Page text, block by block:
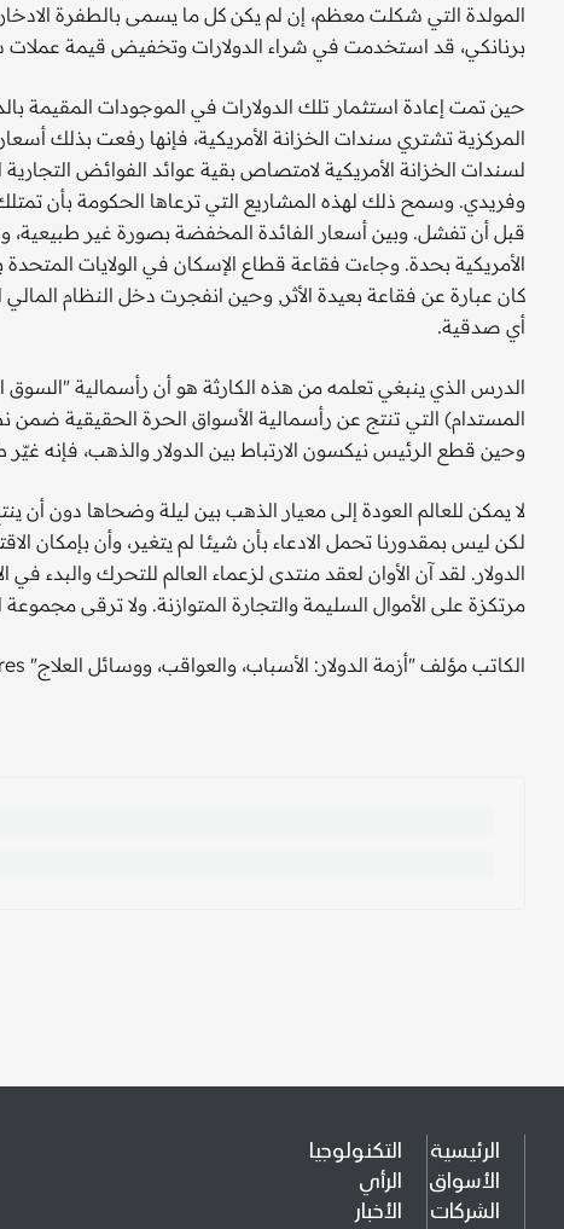
المولدة التي شكلت معظم، إن لم يكن كل ما يسمى بالطفرة
برنانكي، قد استخدمت في شراء الدولارات وتخفيض قيمة عملات
حين تمت إعادة استثمار تلك الدولارات في الموجودات المقيمة
المركزية تشتري سندات الخزانة الأمريكية، فإنها رفعت بذلك
لسندات الخزانة الأمريكية لامتصاص بقية عوائد الفوائض
وفريدي. وسمح ذلك لهذه المشاريع التي ترعاها الحكومة بأن
قبل أن تفشل. وبين أسعار الفائدة المخفضة بصورة غير طبيعية،
الأمريكية بحدة. وجاءت فقاعة قطاع الإسكان في الولايات
كان عبارة عن فقاعة بعيدة الأثر, وحين انفجرت دخل النظام المالي
أي صدقية.
الدرس الذي ينبغي تعلمه من هذه الكارثة هو أن رأسمالية "السوق
المستدام) التي تنتج عن رأسمالية الأسواق الحرة الحقيقية ضمن
وحين قطع الرئيس نيكسون الارتباط بين الدولار والذهب، فإنه غيّر
لا يمكن للعالم العودة إلى معيار الذهب بين ليلة وضحاها دون أن
لكن ليس بمقدورنا تحمل الادعاء بأن شيئا لم يتغير، وأن بإمكان
الدولار. لقد آن الأوان لعقد منتدى لزعماء العالم للتحرك والبدء
مرتكزة على الأموال السليمة والتجارة المتوازنة. ولا ترقى مجموعة الـ 20 الحالية أبداً إلى إنجاز
الكاتب مؤلف "أزمة الدولار: الأسباب، والعواقب، ووسائل العلاج" The Dollar Crisis: Causes, Consequences, Cures
الرئيسية
الأسواق
الشركات
التكنولوجيا
الرأي
الأخبار